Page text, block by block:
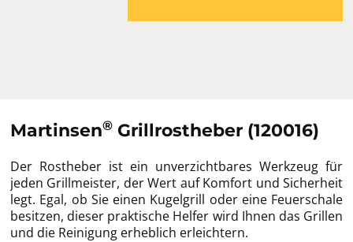
Martinsen® Grillrostheber (120016)
Der Rostheber ist ein unverzichtbares Werkzeug für
jeden Grillmeister, der Wert auf Komfort und Sicherheit
legt. Egal, ob Sie einen Kugelgrill oder eine Feuerschale
besitzen, dieser praktische Helfer wird Ihnen das Grillen
und die Reinigung erheblich erleichtern.